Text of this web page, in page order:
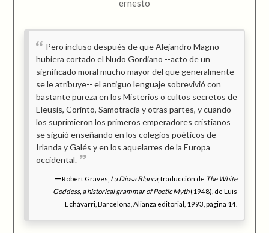
ernesto
Pero incluso después de que Alejandro Magno
hubiera cortado el Nudo Gordiano --acto de un
significado moral mucho mayor del que generalmente
se le atribuye-- el antiguo lenguaje sobrevivió con
bastante pureza en los Misterios o cultos secretos de
Eleusis, Corinto, Samotracia y otras partes, y cuando
los suprimieron los primeros emperadores cristianos
se siguió enseñando en los colegios poéticos de
Irlanda y Galés y en los aquelarres de la Europa
occidental.
Robert Graves, La Diosa Blanca, traducción de The White
Goddess, a historical grammar of Poetic Myth(1948), de Luis
Echávarri, Barcelona, Alianza editorial, 1993, página 14.